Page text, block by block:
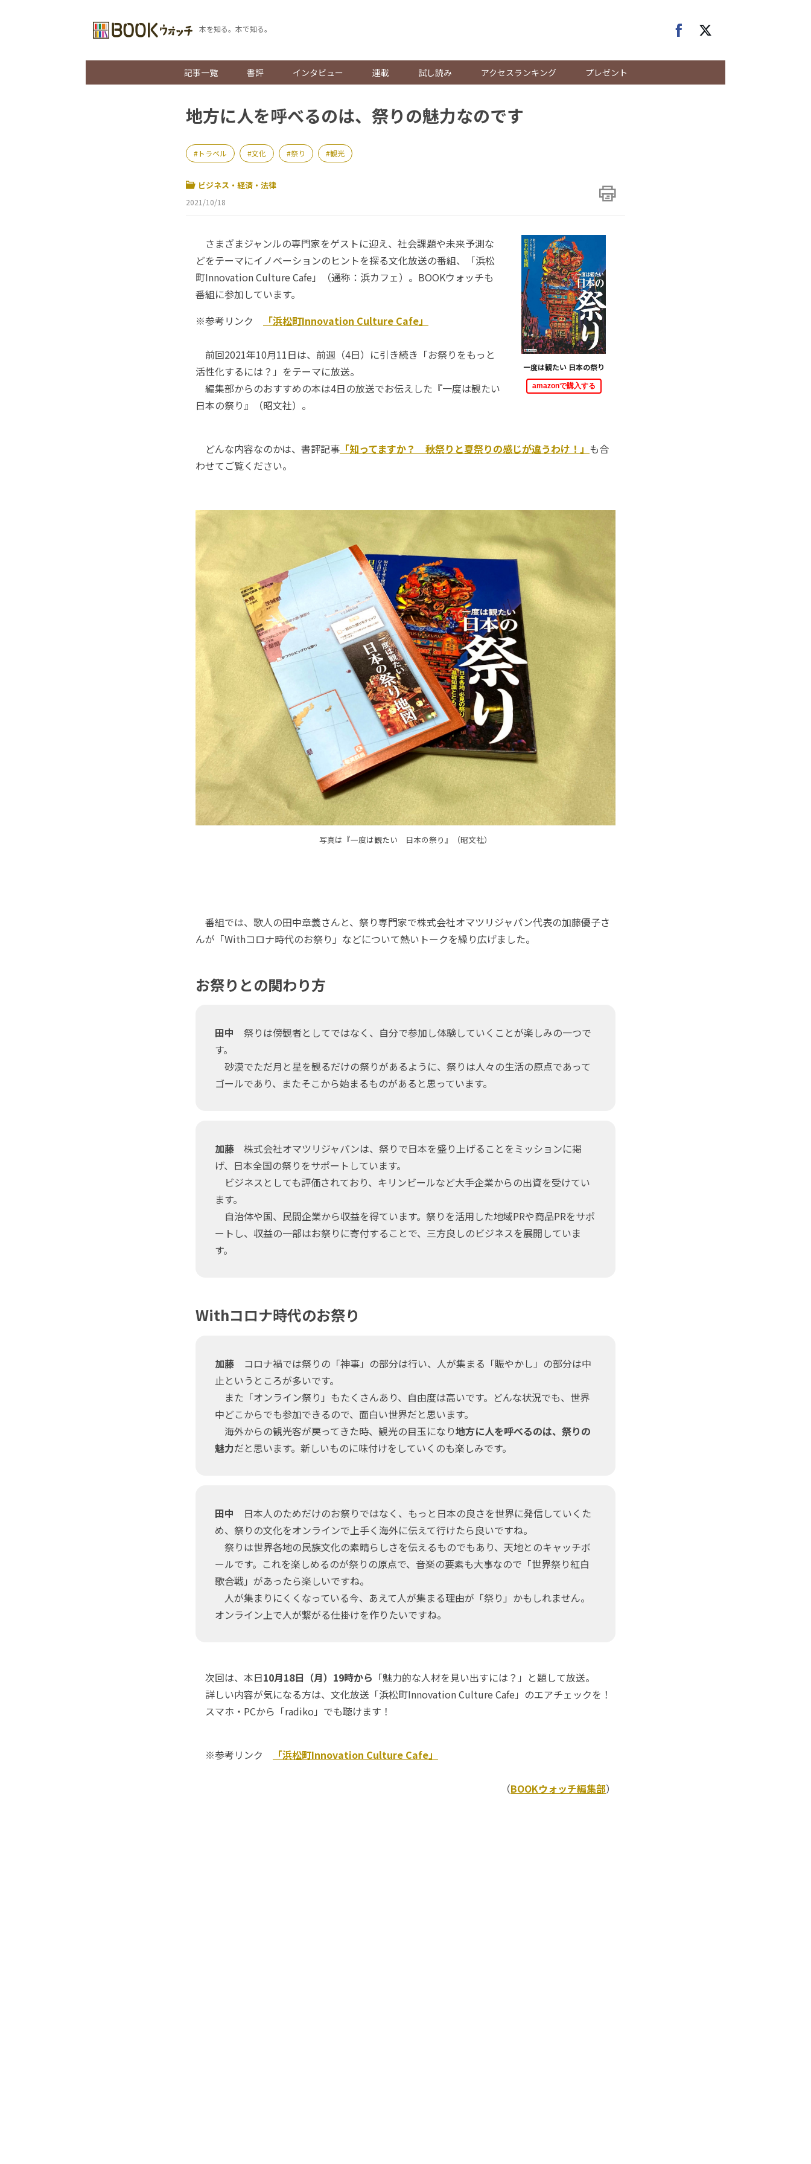
本を知る。本で知る。
記事一覧 書評 インタビュー 連載 試し読み アクセスランキング プレゼント
地方に人を呼べるのは、祭りの魅力なのです
トラベル 文化 祭り 観光
ビジネス・経済・法律
2021/10/18
一度は観たい 日本の祭り
amazonで購入する
さまざまジャンルの専門家をゲストに迎え、社会課題や未来予測な
どをテーマにイノベーションのヒントを探る文化放送の番組、「浜松
町Innovation Culture Cafe」（通称：浜カフェ）。BOOKウォッチも
番組に参加しています。
※参考リンク
「浜松町Innovation Culture Cafe」
前回2021年10月11日は、前週（4日）に引き続き「お祭りをもっと
活性化するには？」をテーマに放送。
編集部からのおすすめの本は4日の放送でお伝えした『一度は観たい
日本の祭り』（昭文社）。
どんな内容なのかは、書評記事 「知ってますか？ 秋祭りと夏祭りの感じが違うわけ！」 も合
わせてご覧ください。
写真は『一度は観たい 日本の祭り』（昭文社）
番組では、‪‪歌人の田中章義さんと、祭り専門家で株式会社オマツリジャパン代表の加藤優子さ
んが「Withコロナ時代のお祭り」などについて熱いトークを繰り広げました。‬‬‬‬‬‬‬‬‬‬‬‬‬‬‬‬‬‬‬‬‬‬‬‬‬‬‬‬‬‬‬‬‬‬‬‬‬‬‬‬‬‬‬‬‬‬‬‬‬‬‬‬
お祭りとの関わり方
田中 祭りは傍観者としてではなく、自分で参加し体験していくことが楽しみの一つで
す。
砂漠でただ月と星を観るだけの祭りがあるように、祭りは人々の生活の原点であって
ゴールであり、またそこから始まるものがあると思っています。
加藤 株式会社オマツリジャパンは、祭りで日本を盛り上げることをミッションに掲
げ、日本全国の祭りをサポートしています。
ビジネスとしても評価されており、キリンビールなど大手企業からの出資を受けてい
ます。
自治体や国、民間企業から収益を得ています。祭りを活用した地域PRや商品PRをサポ
ートし、収益の一部はお祭りに寄付することで、三方良しのビジネスを展開していま
す。
Withコロナ時代のお祭り
加藤 コロナ禍では祭りの「神事」の部分は行い、人が集まる「賑やかし」の部分は中
止というところが多いです。
また「オンライン祭り」もたくさんあり、自由度は高いです。どんな状況でも、世界
中どこからでも参加できるので、面白い世界だと思います。
海外からの観光客が戻ってきた時、観光の目玉になり地方に人を呼べるのは、祭りの
魅力だと思います。新しいものに味付けをしていくのも楽しみです。
田中 日本人のためだけのお祭りではなく、もっと日本の良さを世界に発信していくた
め、祭りの文化をオンラインで上手く海外に伝えて行けたら良いですね。
祭りは世界各地の民族文化の素晴らしさを伝えるものでもあり、天地とのキャッチボ
ールです。これを楽しめるのが祭りの原点で、音楽の要素も大事なので「世界祭り紅白
歌合戦」があったら楽しいですね。
人が集まりにくくなっている今、あえて人が集まる理由が「祭り」かもしれません。
オンライン上で人が繋がる仕掛けを作りたいですね。
次回は、本日10月18日（月）19時から 「魅力的な人材を見い出すには？」と題して放送。
詳しい内容が気になる方は、文化放送「浜松町Innovation Culture Cafe」のエアチェックを！
スマホ・PCから「radiko」でも聴けます！
※参考リンク 「浜松町Innovation Culture Cafe」
（BOOKウォッチ編集部）